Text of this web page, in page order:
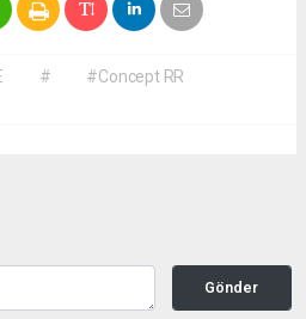
#
#Concept RR
Gönder